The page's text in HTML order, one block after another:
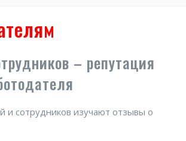
– репутация
и сотрудников изучают отзывы о